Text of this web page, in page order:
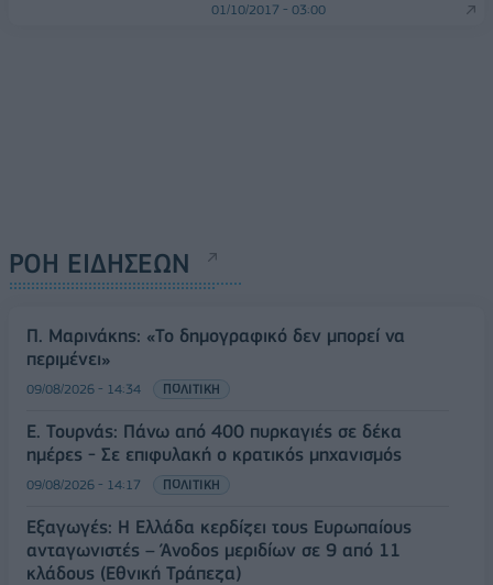
01/10/2017 - 03:00
ΡΟΗ ΕΙΔΗΣΕΩΝ
Π. Μαρινάκης: «Το δημογραφικό δεν μπορεί να
περιμένει»
09/08/2026 - 14:34 ΠΟΛΙΤΙΚΗ
Ε. Τουρνάς: Πάνω από 400 πυρκαγιές σε δέκα
ημέρες - Σε επιφυλακή ο κρατικός μηχανισμός
09/08/2026 - 14:17 ΠΟΛΙΤΙΚΗ
Εξαγωγές: Η Ελλάδα κερδίζει τους Ευρωπαίους
ανταγωνιστές – Άνοδος μεριδίων σε 9 από 11
κλάδους (Εθνική Τράπεζα)